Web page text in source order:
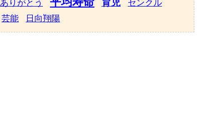
ありがとう 育児
センクル
芸能 日向翔陽